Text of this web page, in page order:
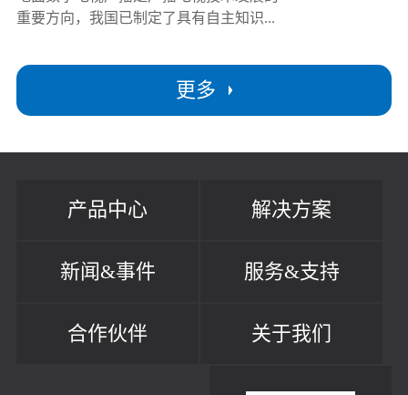
更多
重要方向，我国已制定了具有自主知识...
产品中心 解决方案
新闻&事件 服务&支持
合作伙伴 关于我们